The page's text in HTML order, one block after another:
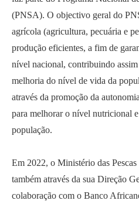
(PNSA). O objectivo geral do
agrícola (agricultura, pecuária e
produção eficientes, a fim de
nível nacional, contribuindo assim
melhoria do nível de vida da
através da promoção da
para melhorar o nível nutricional
população.
Em 2022, o Ministério das
também através da sua Direção
colaboração com o Banco